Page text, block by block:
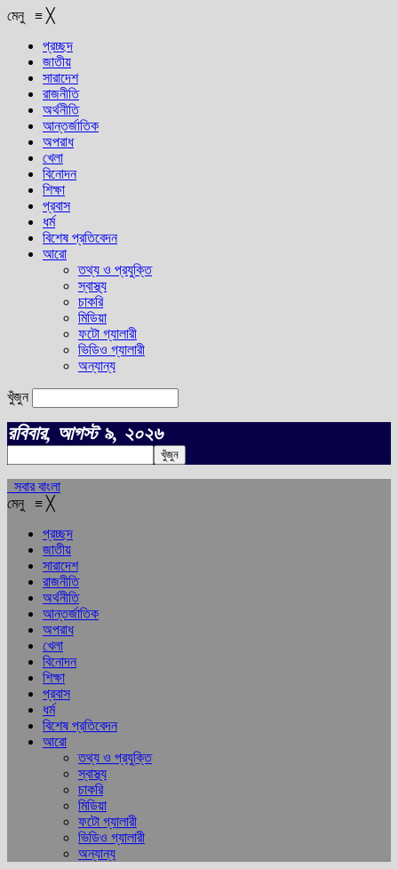
মেনু ≡ ╳
প্রচ্ছদ
জাতীয়
সারাদেশ
রাজনীতি
অর্থনীতি
আন্তর্জাতিক
অপরাধ
খেলা
বিনোদন
শিক্ষা
প্রবাস
ধর্ম
বিশেষ প্রতিবেদন
আরো
তথ্য ও প্রযুক্তি
স্বাস্থ্য
চাকরি
মিডিয়া
ফটো গ্যালারী
ভিডিও গ্যালারী
অন্যান্য
খুঁজুন
রবিবার, আগস্ট ৯, ২০২৬
সবার বাংলা
মেনু ≡ ╳
প্রচ্ছদ
জাতীয়
সারাদেশ
রাজনীতি
অর্থনীতি
আন্তর্জাতিক
অপরাধ
খেলা
বিনোদন
শিক্ষা
প্রবাস
ধর্ম
বিশেষ প্রতিবেদন
আরো
তথ্য ও প্রযুক্তি
স্বাস্থ্য
চাকরি
মিডিয়া
ফটো গ্যালারী
ভিডিও গ্যালারী
অন্যান্য